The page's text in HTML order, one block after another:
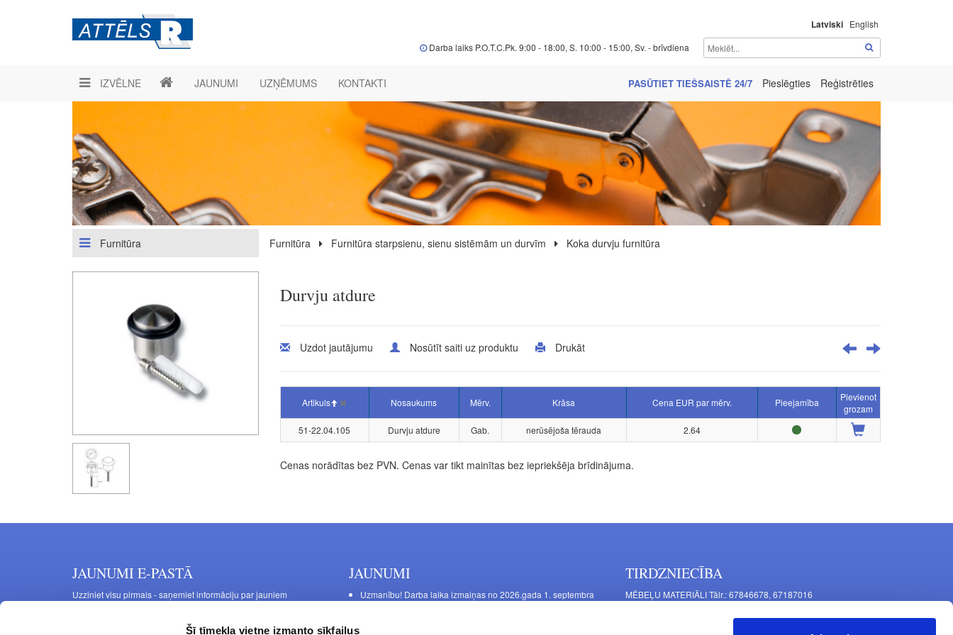
Šī tīmekļa vietne izmanto sīkfailus
Latviski English
Darba laiks P.O.T.C.Pk. 9:00 - 18:00, S. 10:00 - 15:00, Sv. - brīvdiena
IZVĒLNE JAUNUMI UZŅĒMUMS KONTAKTI PASŪTIET TIEŠSAISTĒ 24/7 Pieslēgties Reģistrēties
Furnitūra Furnitūra Furnitūra starpsienu, sienu sistēmām un durvīm Koka durvju furnitūra
Durvju atdure
Uzdot jautājumu Nosūtīt saiti uz produktu Drukāt
Artikuls Nosaukums Mērv. Krāsa Cena EUR par mērv. Pieejamība
Pievienot
grozam
51-22.04.105
Durvju atdure Gab. nerūsējoša tērauda 2.64
Cenas norādītas bez PVN. Cenas var tikt mainītas bez iepriekšēja brīdinājuma.
JAUNUMI E-PASTĀ
Uzziniet visu pirmais - saņemiet informāciju par jauniem
JAUNUMI
Uzmanību! Darba laika izmaiņas no 2026.gada 1. septembra
TIRDZNIECĪBA
MĒBEĻU MATERIĀLI Tālr.: 67846678, 67187016
Mašīnu iela 11, Rīga, LV-1063, Latvija